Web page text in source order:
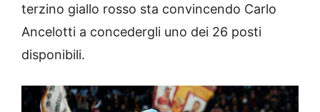
terzino giallo rosso sta convincendo Carlo
Ancelotti a concedergli uno dei 26 posti
disponibili.